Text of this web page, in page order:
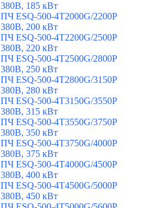
380В, 185 кВт
ПЧ ESQ-500-4T2000G/2200P
380В, 200 кВт
ПЧ ESQ-500-4T2200G/2500P
380В, 220 кВт
ПЧ ESQ-500-4T2500G/2800P
380В, 250 кВт
ПЧ ESQ-500-4T2800G/3150P
380В, 280 кВт
ПЧ ESQ-500-4T3150G/3550P
380В, 315 кВт
ПЧ ESQ-500-4T3550G/3750P
380В, 350 кВт
ПЧ ESQ-500-4T3750G/4000P
380В, 375 кВт
ПЧ ESQ-500-4T4000G/4500P
380В, 400 кВт
ПЧ ESQ-500-4T4500G/5000P
380В, 450 кВт